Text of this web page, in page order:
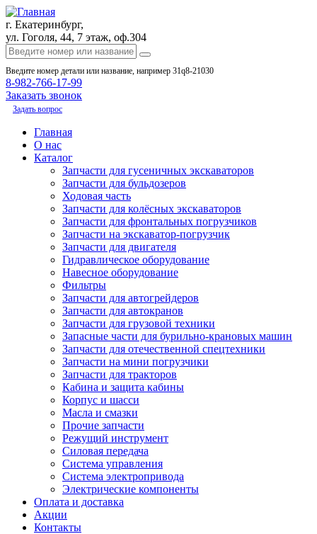
г. Екатеринбург,
ул. Гоголя, 44, 7 этаж, оф.304
Введите номер детали или название, например 31q8-21030
8-982-766-17-99
Заказать звонок
Задать вопрос
Главная
О нас
Каталог
Запчасти для гусеничных экскаваторов
Запчасти для бульдозеров
Ходовая часть
Запчасти для колёсных экскаваторов
Запчасти для фронтальных погрузчиков
Запчасти на экскаватор-погрузчик
Запчасти для двигателя
Гидравлическое оборудование
Навесное оборудование
Фильтры
Запчасти для автогрейдеров
Запчасти для автокранов
Запчасти для грузовой техники
Запасные части для бурильно-крановых машин
Запчасти для отечественной спецтехники
Запчасти на мини погрузчики
Запчасти для тракторов
Кабина и защита кабины
Корпус и шасси
Масла и смазки
Прочие запчасти
Режущий инструмент
Силовая передача
Система управления
Система электропривода
Электрические компоненты
Оплата и доставка
Акции
Контакты